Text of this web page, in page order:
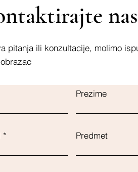
nas
pitanja ili konzultacije, molimo
Prezime
Predmet